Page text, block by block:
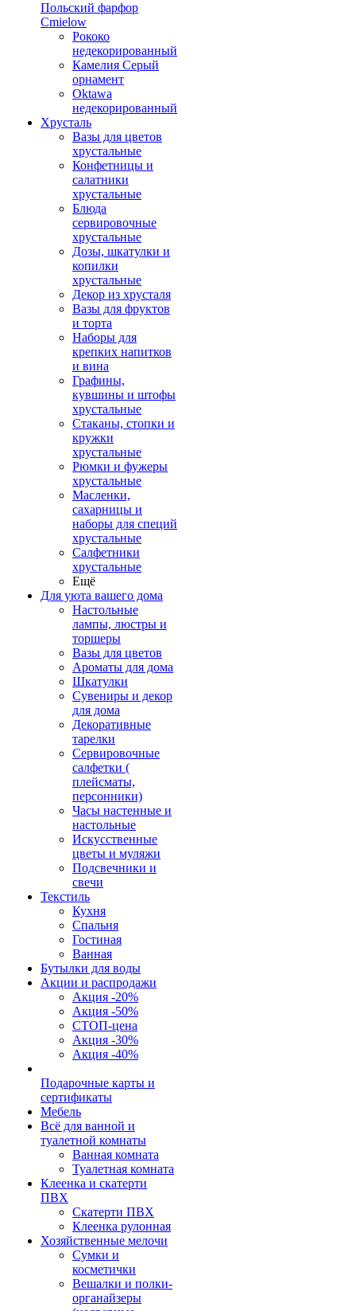
Польский фарфор
Сmielow
Рококо
недекорированный
Камелия Серый
орнамент
Oktawa
недекорированный
Хрусталь
Вазы для цветов
хрустальные
Конфетницы и
салатники
хрустальные
Блюда
сервировочные
хрустальные
Дозы, шкатулки и
копилки
хрустальные
Декор из хрусталя
Вазы для фруктов
и торта
Наборы для
крепких напитков
и вина
Графины,
кувшины и штофы
хрустальные
Стаканы, стопки и
кружки
хрустальные
Рюмки и фужеры
хрустальные
Масленки,
сахарницы и
наборы для специй
хрустальные
Салфетники
хрустальные
Ещё
Для уюта вашего дома
Настольные
лампы, люстры и
торшеры
Вазы для цветов
Ароматы для дома
Шкатулки
Сувениры и декор
для дома
Декоративные
тарелки
Сервировочные
салфетки (
плейсматы,
персонники)
Часы настенные и
настольные
Искусственные
цветы и муляжи
Подсвечники и
свечи
Текстиль
Кухня
Спальня
Гостиная
Ванная
Бутылки для воды
Акции и распродажи
Акция -20%
Акция -50%
СТОП-цена
Акция -30%
Акция -40%
Подарочные карты и
сертификаты
Мебель
Всё для ванной и
туалетной комнаты
Ванная комната
Туалетная комната
Клеенка и скатерти
ПВХ
Скатерти ПВХ
Клеенка рулонная
Хозяйственные мелочи
Сумки и
косметички
Вешалки и полки-
органайзеры